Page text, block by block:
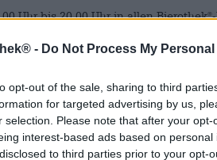
- Do Not Process My
opt-out of the sale, sharing to third
for targeted advertising by us,
selection. Please note that after your
interest-based ads based on
to third parties prior to your opt-
Uhr bis 20.00 Uhr in allen Bierothek®
dich darum entweder in unserem
über die Biergeschichte
verwendet werden. Doch neben der
wodurch die vorherige
Gruppe ein Bierothek®Bierseminar